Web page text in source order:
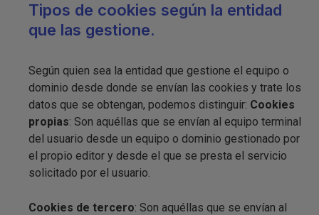
Tipos de cookies según la entidad
que las gestione.
Según quien sea la entidad que gestione el equipo o
dominio desde donde se envían las cookies y trate los
datos que se obtengan, podemos distinguir: Cookies
propias: Son aquéllas que se envían al equipo terminal
del usuario desde un equipo o dominio gestionado por
el propio editor y desde el que se presta el servicio
solicitado por el usuario.
Cookies de tercero: Son aquéllas que se envían al